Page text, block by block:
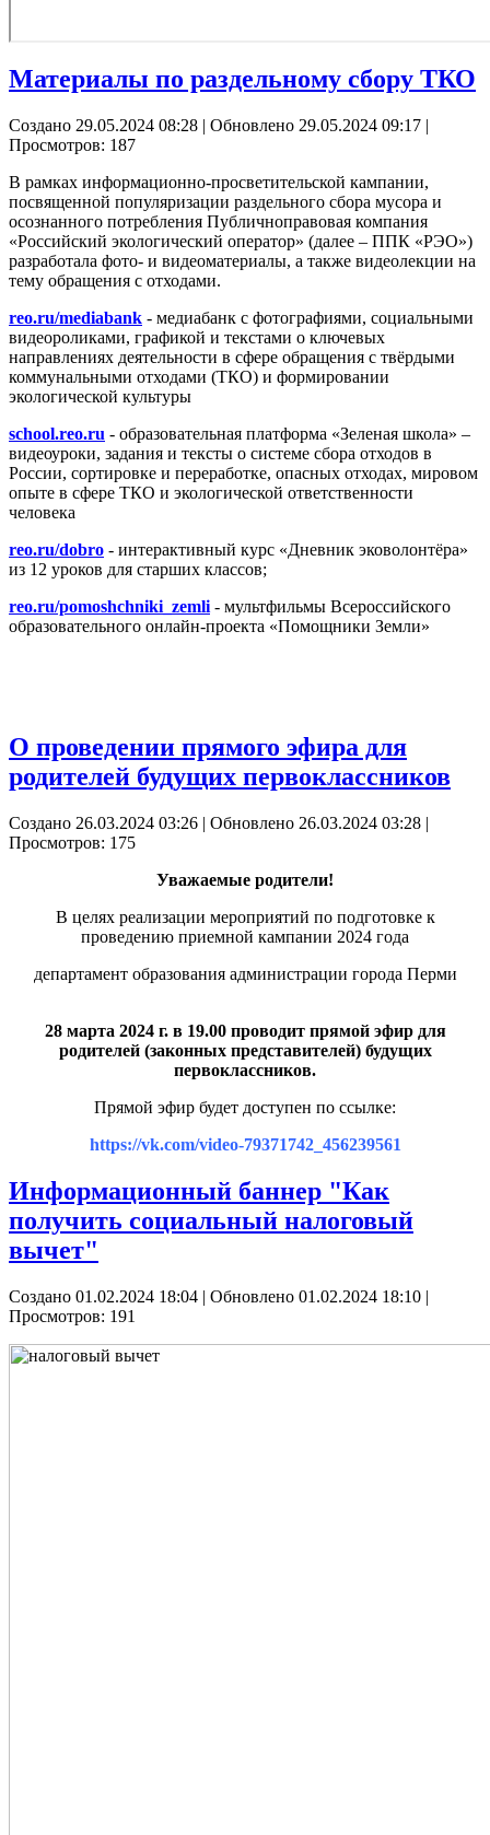
Материалы по раздельному сбору ТКО
Создано 29.05.2024 08:28 | Обновлено 29.05.2024 09:17 |
Просмотров: 187
В рамках информационно-просветительской кампании,
посвященной популяризации раздельного сбора мусора и
осознанного потребления Публичноправовая компания
«Российский экологический оператор» (далее – ППК «РЭО»)
разработала фото- и видеоматериалы, а также видеолекции на
тему обращения с отходами.
reo.ru/mediabank - медиабанк с фотографиями, социальными
видеороликами, графикой и текстами о ключевых
направлениях деятельности в сфере обращения с твёрдыми
коммунальными отходами (ТКО) и формировании
экологической культуры
school.reo.ru - образовательная платформа «Зеленая школа» –
видеоуроки, задания и тексты о системе сбора отходов в
России, сортировке и переработке, опасных отходах, мировом
опыте в сфере ТКО и экологической ответственности
человека
reo.ru/dobro - интерактивный курс «Дневник эковолонтёра»
из 12 уроков для старших классов;
reo.ru/pomoshchniki_zemli - мультфильмы Всероссийского
образовательного онлайн-проекта «Помощники Земли»
О проведении прямого эфира для
родителей будущих первоклассников
Создано 26.03.2024 03:26 | Обновлено 26.03.2024 03:28 |
Просмотров: 175
Уважаемые родители!
В целях реализации мероприятий по подготовке к
проведению приемной кампании 2024 года
департамент образования администрации города Перми
28 марта 2024 г. в 19.00 проводит прямой эфир для
родителей (законных представителей) будущих
первоклассников.
Прямой эфир будет доступен по ссылке:
https://vk.com/video-79371742_456239561
Информационный баннер "Как
получить социальный налоговый
вычет"
Создано 01.02.2024 18:04 | Обновлено 01.02.2024 18:10 |
Просмотров: 191